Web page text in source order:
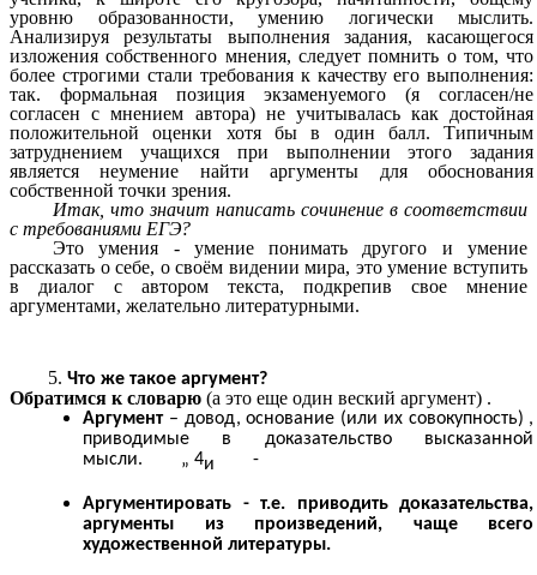
уровню образованности, умению логически мыслить.
Анализируя результаты выполнения задания, касающегося
изложения собственного мнения, следует помнить о том, что
более строгими стали требования к качеству его выполнения:
так. формальная позиция экзаменуемого (я согласен/не
согласен с мнением автора) не учитывалась как достойная
положительной оценки хотя бы в один балл. Типичным
затруднением учащихся при выполнении этого задания
является неумение найти аргументы для обоснования
собственной точки зрения.
Итак, что значит написать сочинение в соответствии
с требованиями ЕГЭ?
Это умения - умение понимать другого и умение
рассказать о себе, о своём видении мира, это умение вступить
в диалог с автором текста, подкрепив свое мнение
аргументами, желательно литературными.
Что же такое аргумент?
Обратимся к словарю (а это еще один веский аргумент) .
Аргумент – довод, основание (или их совокупность) ,
приводимые в доказательство высказанной
мысли. „ 4и -
Аргументировать - т.е. приводить доказательства,
аргументы из произведений, чаще всего
художественной литературы.